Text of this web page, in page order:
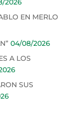
2026
EN MERLO
04/08/2026
A LOS
SUS